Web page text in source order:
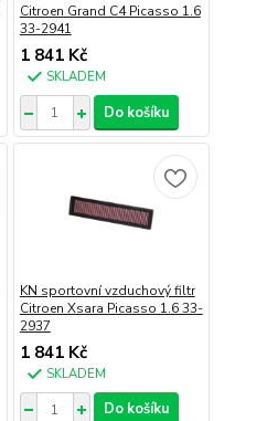
Citroen Grand C4 Picasso 1.6
33-2941
1 841 Kč
SKLADEM
Do košíku
KN sportovní vzduchový filtr
Citroen Xsara Picasso 1.6 33-
2937
1 841 Kč
SKLADEM
Do košíku